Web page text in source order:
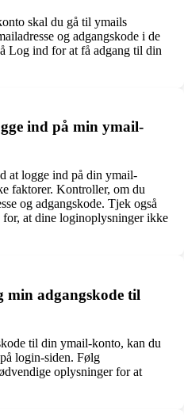
skal du gå til ymails
og adgangskode i de
Log ind for at få adgang til din
ind på min ymail-
at logge ind på din ymail-
faktorer. Kontroller, om du
og adgangskode. Tjek også
at dine loginoplysninger ikke
min adgangskode til
til din ymail-konto, kan du
login-siden. Følg
oplysninger for at